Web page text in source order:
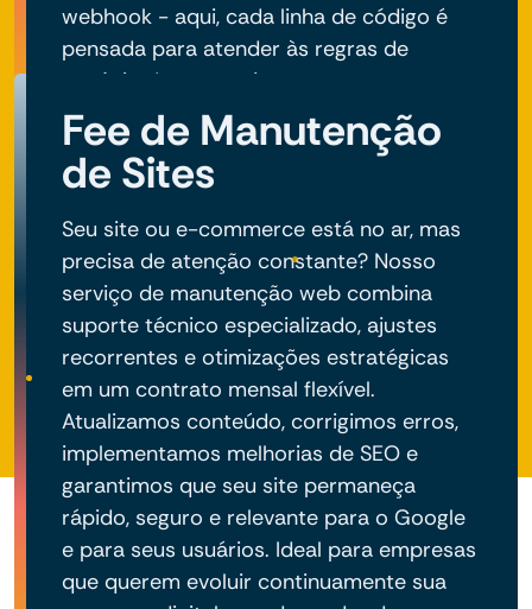
webhook - aqui, cada linha de código é
pensada para atender às regras de
negócio do seu projeto.
Fee de Manutenção
de Sites
Seu site ou e-commerce está no ar, mas
precisa de atenção constante? Nosso
serviço de manutenção web combina
suporte técnico especializado, ajustes
recorrentes e otimizações estratégicas
em um contrato mensal flexível.
Atualizamos conteúdo, corrigimos erros,
implementamos melhorias de SEO e
garantimos que seu site permaneça
rápido, seguro e relevante para o Google
e para seus usuários. Ideal para empresas
que querem evoluir continuamente sua